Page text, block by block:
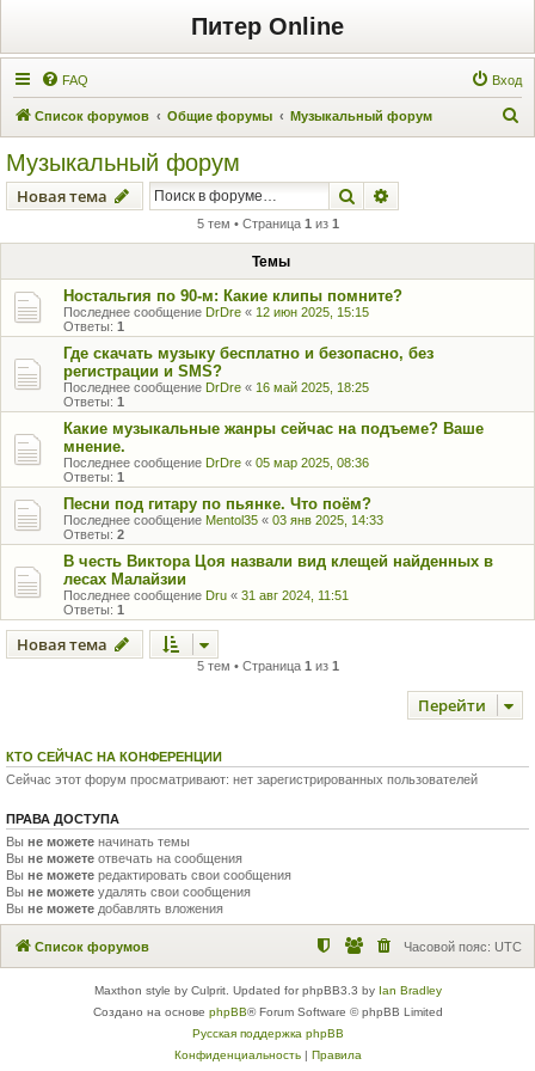
Питер Online
FAQ Вход
Список форумов Общие форумы Музыкальный форум
Музыкальный форум
Новая тема Поиск
5 тем • Страница 1 из 1
Темы
Ностальгия по 90-м: Какие клипы помните?
Последнее сообщение DrDre « 12 июн 2025, 15:15
Ответы: 1
Где скачать музыку бесплатно и безопасно, без
регистрации и SMS?
Последнее сообщение DrDre « 16 май 2025, 18:25
Ответы: 1
Какие музыкальные жанры сейчас на подъеме? Ваше
мнение.
Последнее сообщение DrDre « 05 мар 2025, 08:36
Ответы: 1
Песни под гитару по пьянке. Что поём?
Последнее сообщение Mentol35 « 03 янв 2025, 14:33
Ответы: 2
В честь Виктора Цоя назвали вид клещей найденных в
лесах Малайзии
Последнее сообщение Dru « 31 авг 2024, 11:51
Ответы: 1
Новая тема
5 тем • Страница 1 из 1
Перейти
КТО СЕЙЧАС НА КОНФЕРЕНЦИИ
Сейчас этот форум просматривают: нет зарегистрированных пользователей
ПРАВА ДОСТУПА
Вы не можете начинать темы
Вы не можете отвечать на сообщения
Вы не можете редактировать свои сообщения
Вы не можете удалять свои сообщения
Вы не можете добавлять вложения
Список форумов Часовой пояс: UTC
Maxthon style by Culprit. Updated for phpBB3.3 by Ian Bradley
Создано на основе phpBB® Forum Software © phpBB Limited
Русская поддержка phpBB
Конфиденциальность| Правила